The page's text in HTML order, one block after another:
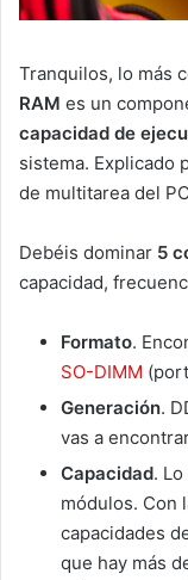
Tranquilos, lo más
RAM es un
capacidad de
sistema. Explicado
de multitarea del
Debéis dominar 5
capacidad,
Formato.
SO-DIMM
Generación.
vas a
Capacidad.
módulos. Con
capacidades
que hay más